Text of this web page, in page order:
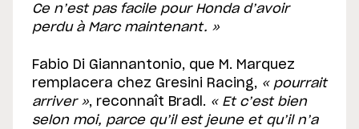
Ce n’est pas facile pour Honda d’avoir
perdu à Marc maintenant. »
Fabio Di Giannantonio, que M. Marquez
remplacera chez Gresini Racing, « pourrait
arriver », reconnaît Bradl. « Et c’est bien
selon moi, parce qu’il est jeune et qu’il n’a